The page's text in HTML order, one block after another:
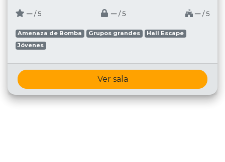
─ / 5 ─ / 5 ─ / 5
Amenaza de Bomba Grupos grandes
Hall Escape
Jóvenes
Ver sala